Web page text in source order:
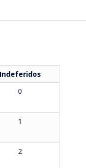
Indeferidos
0
1
2